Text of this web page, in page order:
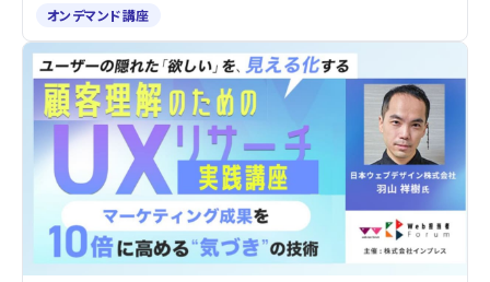
オンデマンド講座